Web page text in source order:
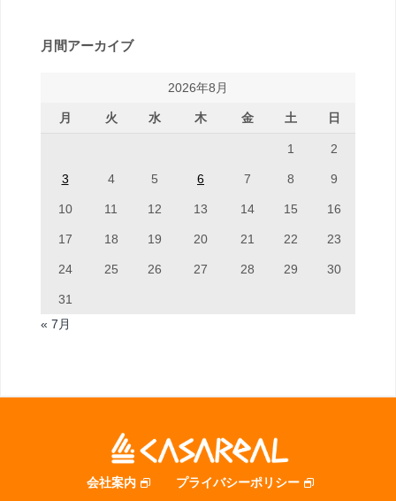
月間アーカイブ
2026年8月
月 火 水 木 金 土 日
1 2
3 4 5 6 7 8 9
10 11 12 13 14 15 16
17 18 19 20 21 22 23
24 25 26 27 28 29 30
31
« 7月
会社案内 プライバシーポリシー